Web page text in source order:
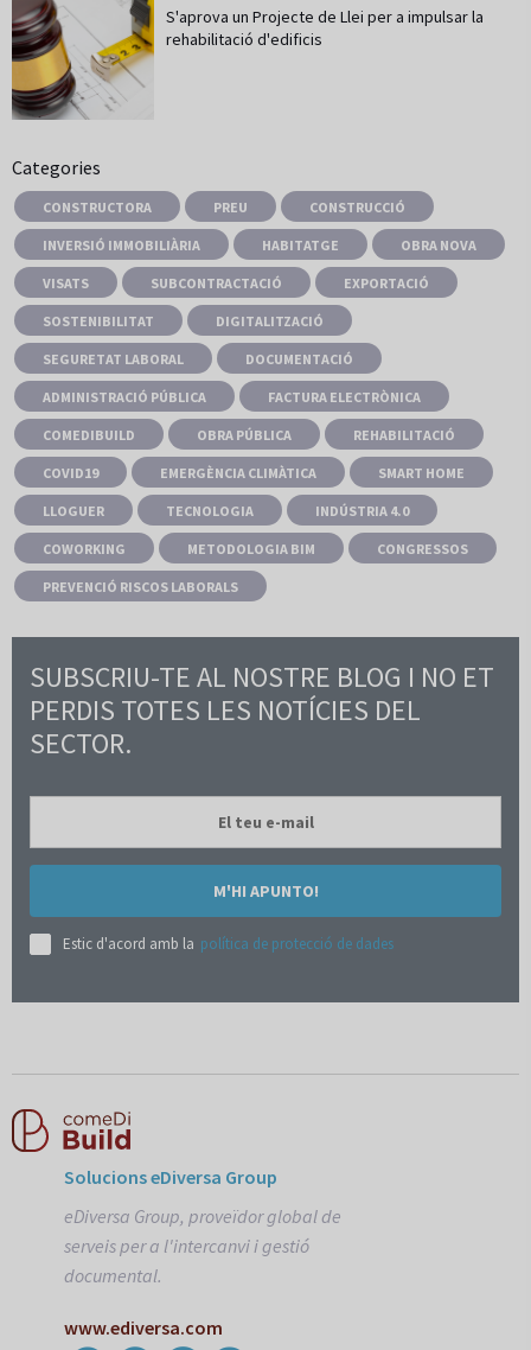
S'aprova un Projecte de Llei per a impulsar la
rehabilitació d'edificis
Categories
CONSTRUCTORA PREU CONSTRUCCIÓ
INVERSIÓ IMMOBILIÀRIA HABITATGE OBRA NOVA
VISATS SUBCONTRACTACIÓ EXPORTACIÓ
SOSTENIBILITAT DIGITALITZACIÓ
SEGURETAT LABORAL DOCUMENTACIÓ
ADMINISTRACIÓ PÚBLICA FACTURA ELECTRÒNICA
COMEDIBUILD OBRA PÚBLICA REHABILITACIÓ
COVID19 EMERGÈNCIA CLIMÀTICA SMART HOME
LLOGUER TECNOLOGIA INDÚSTRIA 4.0
COWORKING METODOLOGIA BIM CONGRESSOS
PREVENCIÓ RISCOS LABORALS
SUBSCRIU-TE AL NOSTRE BLOG I NO ET
PERDIS TOTES LES NOTÍCIES DEL
SECTOR.
M'HI APUNTO!
Estic d'acord amb la política de protecció de dades
Solucions eDiversa Group
eDiversa Group, proveïdor global de
serveis per a l'intercanvi i gestió
documental.
www.ediversa.com